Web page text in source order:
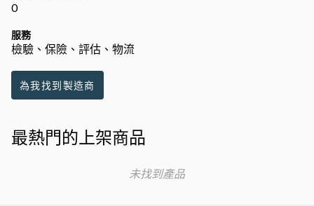
0
服務
檢驗、保險、評估、物流
為我找到製造商
最熱門的上架商品
未找到產品